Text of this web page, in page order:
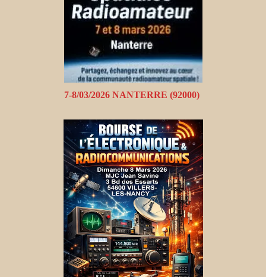
7-8/03/2026 NANTERRE (92000)